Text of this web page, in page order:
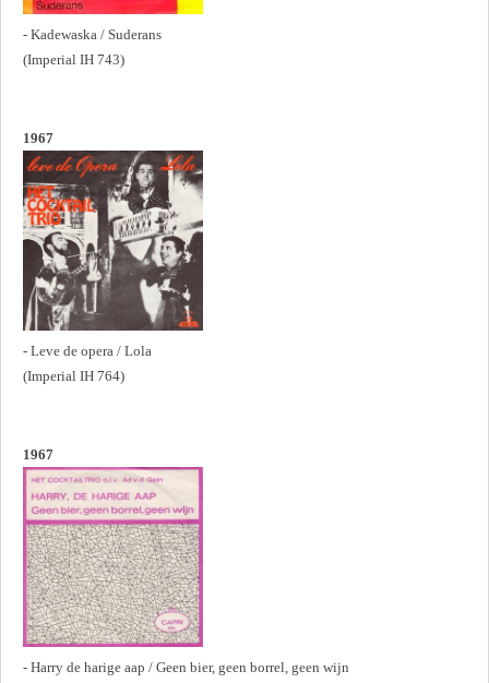
- Kadewaska / Suderans
(Imperial IH 743)
1967
- Leve de opera / Lola
(Imperial IH 764)
1967
- Harry de harige aap / Geen bier, geen borrel, geen wijn